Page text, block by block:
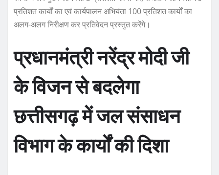
प्रतिशत कार्यों का एवं कार्यपालन अभियंता 100 प्रतिशत कार्यों का
अलग-अलग निरीक्षण कर प्रतिवेदन प्रस्तुत करेंगे।
प्रधानमंत्री नरेंद्र मोदी जी
के विजन से बदलेगा
छत्तीसगढ़ में जल संसाधन
विभाग के कार्यों की दिशा